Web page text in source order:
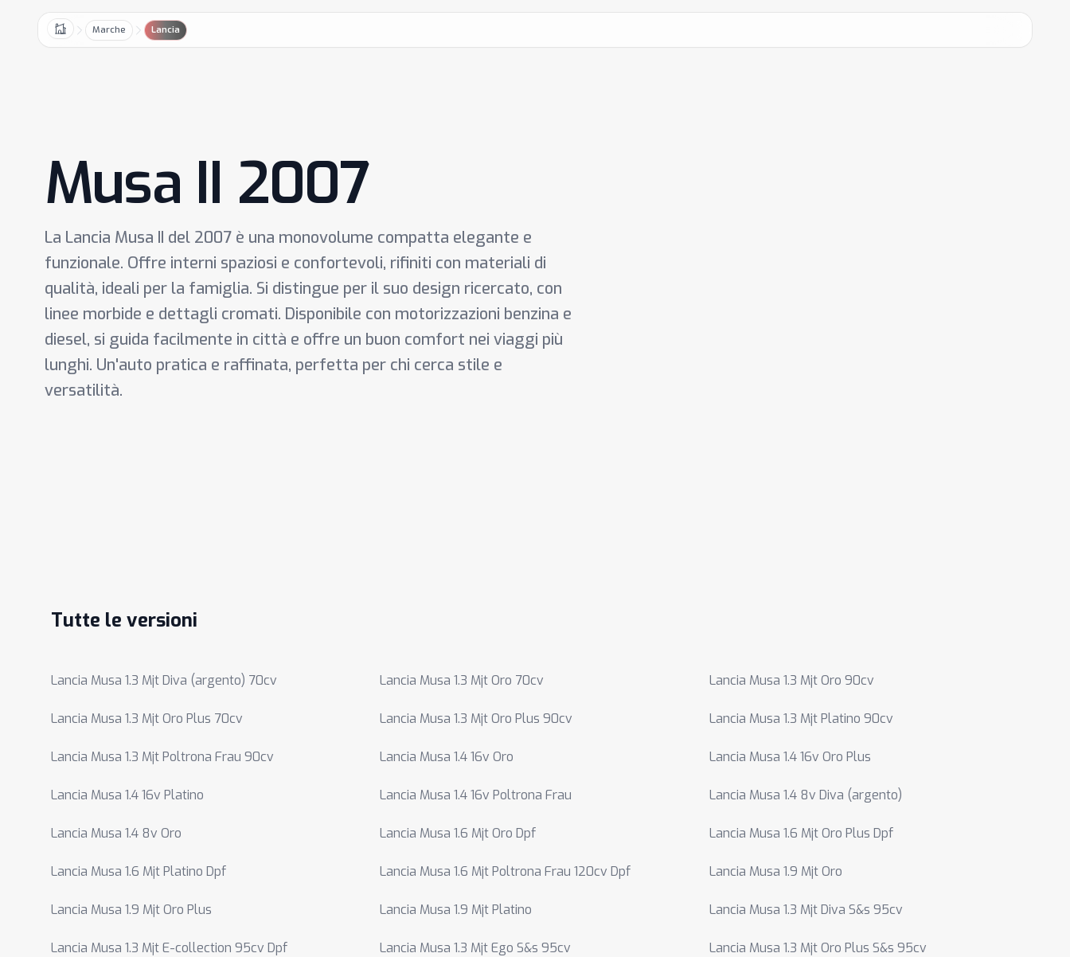
Home Marche Lancia
Musa II 2007
La Lancia Musa II del 2007 è una monovolume compatta elegante e
funzionale. Offre interni spaziosi e confortevoli, rifiniti con materiali di
qualità, ideali per la famiglia. Si distingue per il suo design ricercato, con
linee morbide e dettagli cromati. Disponibile con motorizzazioni benzina e
diesel, si guida facilmente in città e offre un buon comfort nei viaggi più
lunghi. Un'auto pratica e raffinata, perfetta per chi cerca stile e
versatilità.
Tutte le versioni
Lancia Musa 1.3 Mjt Diva (argento) 70cv Lancia Musa 1.3 Mjt Oro 70cv Lancia Musa 1.3 Mjt Oro 90cv
Lancia Musa 1.3 Mjt Oro Plus 70cv Lancia Musa 1.3 Mjt Oro Plus 90cv Lancia Musa 1.3 Mjt Platino 90cv
Lancia Musa 1.3 Mjt Poltrona Frau 90cv Lancia Musa 1.4 16v Oro Lancia Musa 1.4 16v Oro Plus
Lancia Musa 1.4 16v Platino Lancia Musa 1.4 16v Poltrona Frau Lancia Musa 1.4 8v Diva (argento)
Lancia Musa 1.4 8v Oro Lancia Musa 1.6 Mjt Oro Dpf Lancia Musa 1.6 Mjt Oro Plus Dpf
Lancia Musa 1.6 Mjt Platino Dpf Lancia Musa 1.6 Mjt Poltrona Frau 120cv Dpf Lancia Musa 1.9 Mjt Oro
Lancia Musa 1.9 Mjt Oro Plus Lancia Musa 1.9 Mjt Platino Lancia Musa 1.3 Mjt Diva S&s 95cv
Lancia Musa 1.3 Mjt E-collection 95cv Dpf Lancia Musa 1.3 Mjt Ego S&s 95cv Lancia Musa 1.3 Mjt Oro Plus S&s 95cv